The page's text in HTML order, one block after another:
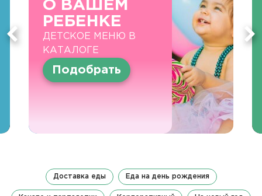
О ВАШЕМ
РЕБЕНКЕ
ДЕТСКОЕ МЕНЮ В
КАТАЛОГЕ
Подобрать
Доставка еды Еда на день рождения